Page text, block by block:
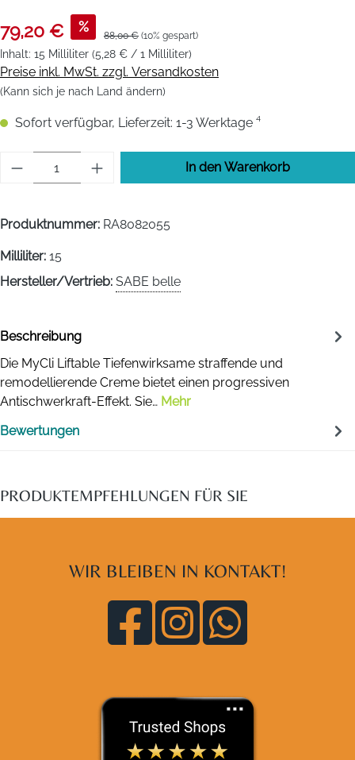
79,20 € %
88,00 € (10% gespart)
Inhalt: 15 Milliliter (5,28 € / 1 Milliliter)
Preise inkl. MwSt. zzgl. Versandkosten
(Kann sich je nach Land ändern)
Sofort verfügbar, Lieferzeit: 1-3 Werktage ⁴
Produkt Anzahl: Gib den gewünschten
In den Warenkorb
Produktnummer: RA8082055
Milliliter: 15
Hersteller/Vertrieb: SABE belle
Beschreibung
Die MyCli Liftable Tiefenwirksame straffende und
remodellierende Creme bietet einen progressiven
Antischwerkraft-Effekt. Sie… Mehr
Bewertungen
PRODUKTEMPFEHLUNGEN FÜR SIE
WIR BLEIBEN IN KONTAKT!